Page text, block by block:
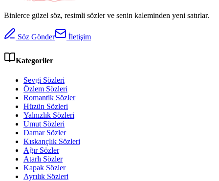
Binlerce güzel söz, resimli sözler ve senin kaleminden yeni satırlar.
Söz Gönder İletişim
Kategoriler
Sevgi Sözleri
Özlem Sözleri
Romantik Sözler
Hüzün Sözleri
Yalnızlık Sözleri
Umut Sözleri
Damar Sözler
Kıskançlık Sözleri
Ağır Sözler
Atarlı Sözler
Kapak Sözler
Ayrılık Sözleri